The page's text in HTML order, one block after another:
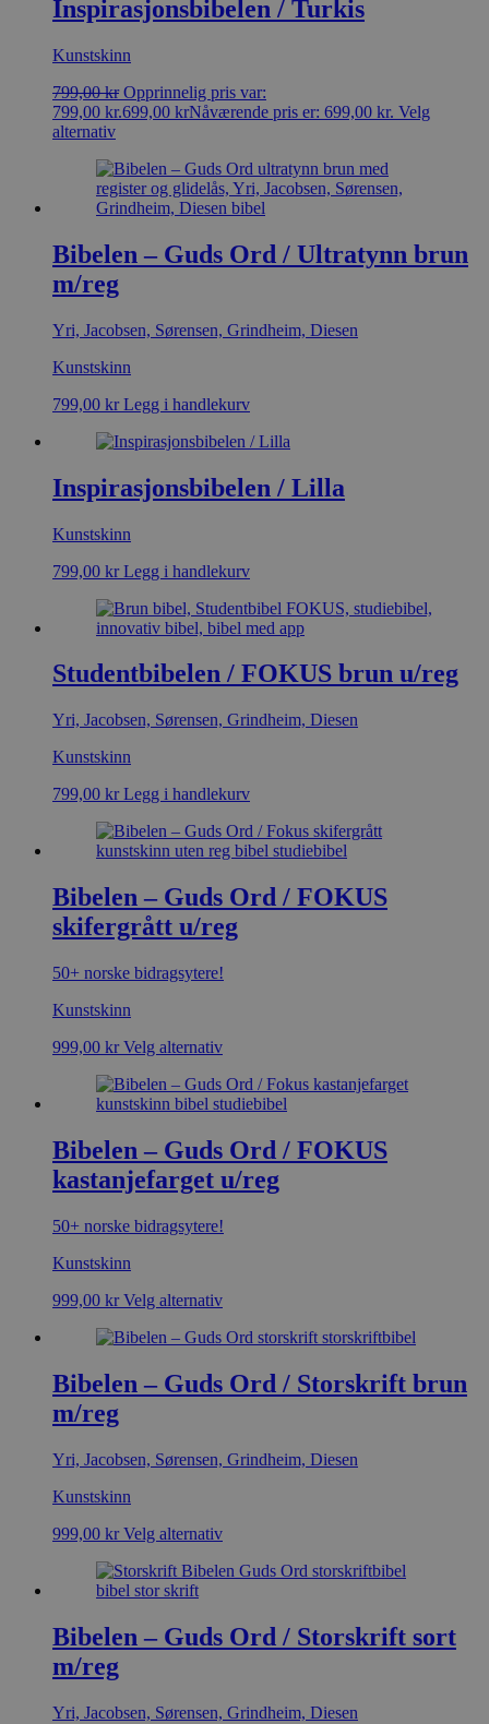
Inspirasjonsbibelen / Turkis
Kunstskinn
799,00kr Opprinnelig pris var:
799,00 kr.699,00 krNåværende pris er: 699,00 kr. Velg
alternativ
Bibelen – Guds Ord / Ultratynn brun
m/reg
Yri, Jacobsen, Sørensen, Grindheim, Diesen
Kunstskinn
799,00 kr Legg i handlekurv
Inspirasjonsbibelen / Lilla
Kunstskinn
799,00 kr Legg i handlekurv
Studentbibelen / FOKUS brun u/reg
Yri, Jacobsen, Sørensen, Grindheim, Diesen
Kunstskinn
799,00 kr Legg i handlekurv
Bibelen – Guds Ord / FOKUS
skifergrått u/reg
50+ norske bidragsytere!
Kunstskinn
999,00 kr Velg alternativ
Bibelen – Guds Ord / FOKUS
kastanjefarget u/reg
50+ norske bidragsytere!
Kunstskinn
999,00 kr Velg alternativ
Bibelen – Guds Ord / Storskrift brun
m/reg
Yri, Jacobsen, Sørensen, Grindheim, Diesen
Kunstskinn
999,00 kr Velg alternativ
Bibelen – Guds Ord / Storskrift sort
m/reg
Yri, Jacobsen, Sørensen, Grindheim, Diesen